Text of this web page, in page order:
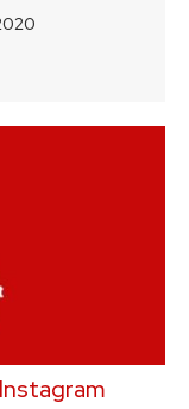
Instagram